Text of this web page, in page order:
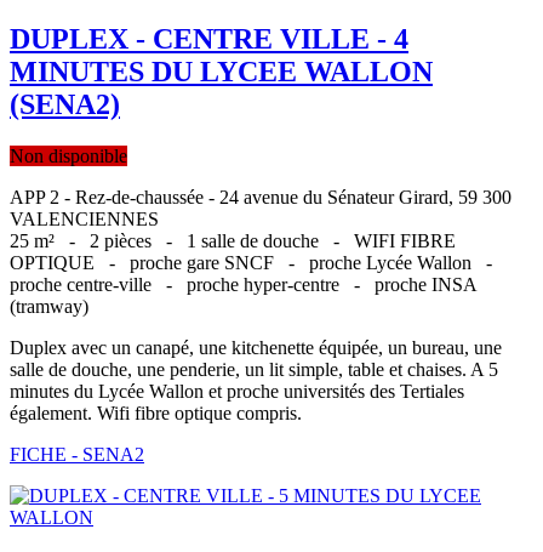
DUPLEX - CENTRE VILLE - 4
MINUTES DU LYCEE WALLON
(SENA2)
Non disponible
APP 2 - Rez-de-chaussée - 24 avenue du Sénateur Girard, 59 300
VALENCIENNES
25 m² - 2 pièces - 1 salle de douche - WIFI FIBRE
OPTIQUE - proche gare SNCF - proche Lycée Wallon -
proche centre-ville - proche hyper-centre - proche INSA
(tramway)
Duplex avec un canapé, une kitchenette équipée, un bureau, une
salle de douche, une penderie, un lit simple, table et chaises. A 5
minutes du Lycée Wallon et proche universités des Tertiales
également. Wifi fibre optique compris.
FICHE - SENA2